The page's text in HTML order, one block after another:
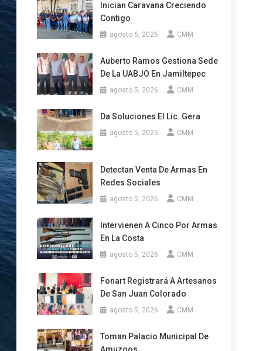
Inician Caravana Creciendo
Contigo
agosto 6, 2026 CMM
Auberto Ramos Gestiona Sede
De La UABJO En Jamiltepec
agosto 5, 2026 CMM
Da Soluciones El Lic. Gera
agosto 5, 2026 CMM
Detectan Venta De Armas En
Redes Sociales
agosto 5, 2026 CMM
Intervienen A Cinco Por Armas
En La Costa
agosto 5, 2026 CMM
Fonart Registrará A Artesanos
De San Juan Colorado
agosto 5, 2026 CMM
Toman Palacio Municipal De